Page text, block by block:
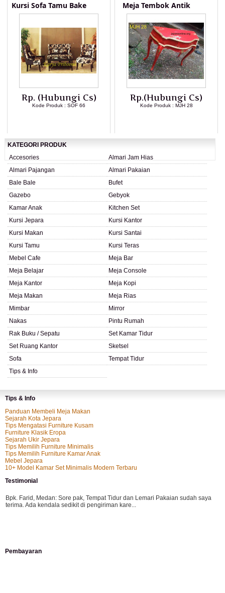
Kursi Sofa Tamu Bake
Rp. (Hubungi Cs)
Kode Produk : SOF 66
Meja Tembok Antik
Rp.(Hubungi Cs)
Kode Produk : MJH 28
KATEGORI PRODUK
Accesories
Almari Jam Hias
Almari Pajangan
Almari Pakaian
Bale Bale
Bufet
Gazebo
Gebyok
Kamar Anak
Kitchen Set
Kursi Jepara
Kursi Kantor
Kursi Makan
Kursi Santai
Kursi Tamu
Kursi Teras
Mebel Cafe
Meja Bar
Meja Belajar
Meja Console
Meja Kantor
Meja Kopi
Meja Makan
Meja Rias
Mimbar
Mirror
Nakas
Pintu Rumah
Rak Buku / Sepatu
Set Kamar Tidur
Set Ruang Kantor
Sketsel
Sofa
Tempat Tidur
Tips & Info
Tips & Info
Panduan Membeli Meja Makan
Sejarah Kota Jepara
Tips Mengatasi Furniture Kusam
Furniture Klasik Eropa
Sejarah Ukir Jepara
Tips Memilih Furniture Minimalis
Tips Memilih Furniture Kamar Anak
Mebel Jepara
10+ Model Kamar Set Minimalis Modern Terbaru
Testimonial
Bpk. Farid, Medan: Sore pak, Tempat Tidur dan Lemari Pakaian sudah saya
terima. Ada kendala sedikit di pengiriman kare...
kursi teras saya sudah saya terima dan p...
Pembayaran